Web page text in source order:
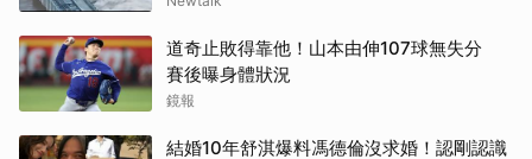
道奇止敗得靠他！山本由伸107球無失分
賽後曝身體狀況
鏡報
結婚10年舒淇爆料馮德倫沒求婚！認剛認識